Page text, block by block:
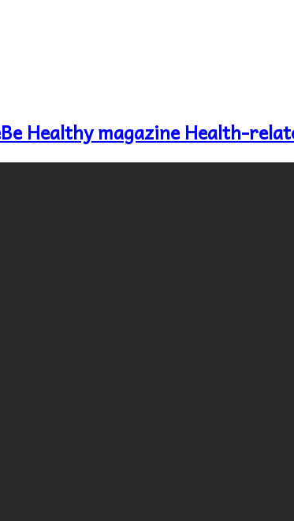
Be Healthy magazine Health-